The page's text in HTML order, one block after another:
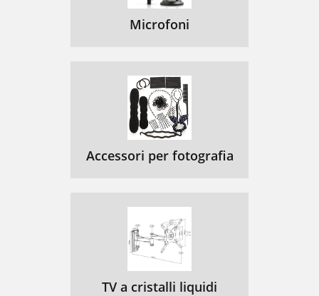
Microfoni
Accessori per fotografia
TV a cristalli liquidi